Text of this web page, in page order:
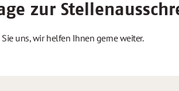
zur
uns, wir helfen Ihnen gerne weiter.